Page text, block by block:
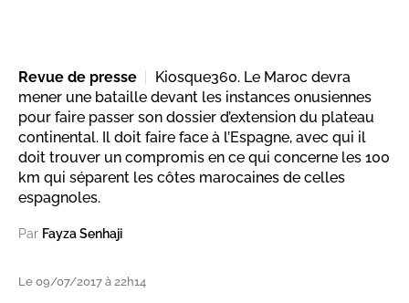
Revue de presse
Kiosque360. Le Maroc devra
mener une bataille devant les instances onusiennes
pour faire passer son dossier d’extension du plateau
continental. Il doit faire face à l’Espagne, avec qui il
doit trouver un compromis en ce qui concerne les 100
km qui séparent les côtes marocaines de celles
espagnoles.
Par Fayza Senhaji
Le 09/07/2017 à 22h14